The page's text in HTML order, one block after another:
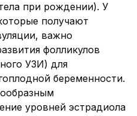
при рождении). У
получают
важно
фолликулов
УЗИ) для
беременности.
уровней эстрадиола